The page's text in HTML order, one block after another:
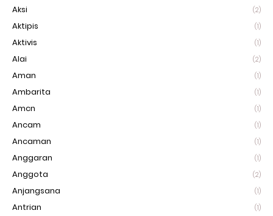
Aksi (2)
Aktipis (1)
Aktivis (1)
Alai (2)
Aman (1)
Ambarita (1)
Amcn (1)
Ancam (1)
Ancaman (1)
Anggaran (1)
Anggota (2)
Anjangsana (1)
Antrian (1)